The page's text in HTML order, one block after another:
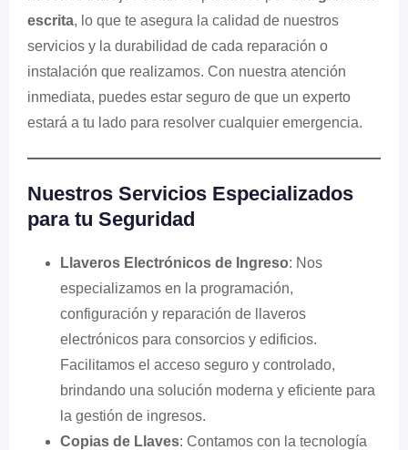
escrita, lo que te asegura la calidad de nuestros
servicios y la durabilidad de cada reparación o
instalación que realizamos. Con nuestra atención
inmediata, puedes estar seguro de que un experto
estará a tu lado para resolver cualquier emergencia.
Nuestros Servicios Especializados
para tu Seguridad
Llaveros Electrónicos de Ingreso: Nos
especializamos en la programación,
configuración y reparación de llaveros
electrónicos para consorcios y edificios.
Facilitamos el acceso seguro y controlado,
brindando una solución moderna y eficiente para
la gestión de ingresos.
Copias de Llaves: Contamos con la tecnología